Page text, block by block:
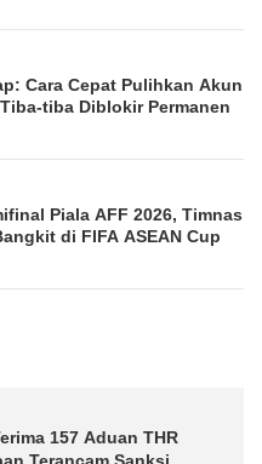
Cara Cepat Pulihkan Akun
tiba Diblokir Permanen
Piala AFF 2026, Timnas
di FIFA ASEAN Cup
157 Aduan THR